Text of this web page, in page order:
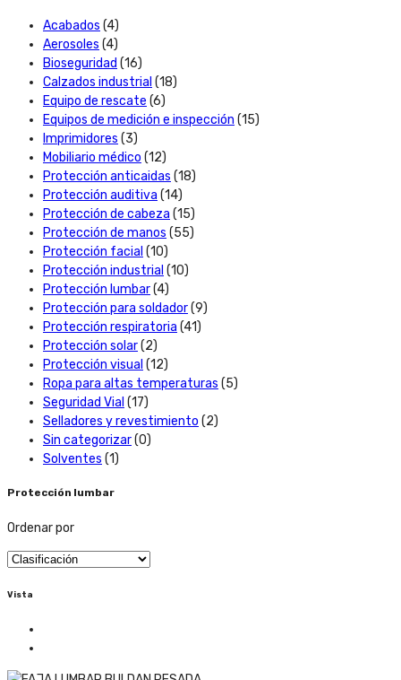
Acabados (4)
Aerosoles (4)
Bioseguridad (16)
Calzados industrial (18)
Equipo de rescate (6)
Equipos de medición e inspección (15)
Imprimidores (3)
Mobiliario médico (12)
Protección anticaidas (18)
Protección auditiva (14)
Protección de cabeza (15)
Protección de manos (55)
Protección facial (10)
Protección industrial (10)
Protección lumbar(4)
Protección para soldador(9)
Protección respiratoria (41)
Protección solar(2)
Protección visual (12)
Ropa para altas temperaturas (5)
Seguridad Vial (17)
Selladores y revestimiento (2)
Sin categorizar(0)
Solventes (1)
Protección lumbar
Ordenar por
Vista